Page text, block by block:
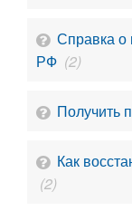
Справка о
РФ (2)
Получить
Как
(2)